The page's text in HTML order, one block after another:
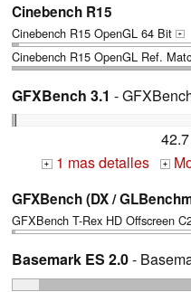
Cinebench R15
Cinebench R15 OpenGL 64 Bit +
Cinebench R15 OpenGL Ref.
GFXBench 3.1 -
+ 1 mas detalles +
GFXBench (DX /
GFXBench T-Rex HD Offscreen
Basemark ES 2.0-